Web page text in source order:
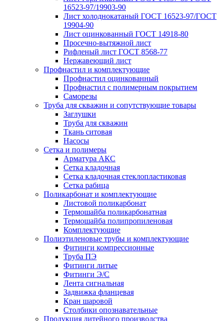
16523-97/19903-90
Лист холоднокатаный ГОСТ 16523-97/ГОСТ
19904-90
Лист оцинкованный ГОСТ 14918-80
Просечно-вытяжной лист
Рифленый лист ГОСТ 8568-77
Нержавеющий лист
Профнастил и комплектующие
Профнастил оцинкованный
Профнастил с полимерным покрытием
Саморезы
Труба для скважин и сопутствующие товары
Заглушки
Труба для скважин
Ткань ситовая
Насосы
Сетка и полимеры
Арматура АКС
Сетка кладочная
Сетка кладочная стеклопластиковая
Сетка рабица
Поликарбонат и комплектующие
Листовой поликарбонат
Термошайба поликарбонатная
Термошайба полипропиленовая
Комплектующие
Полиэтиленовые трубы и комплектующие
Фитинги компрессионные
Труба ПЭ
Фитинги литые
Фитинги Э/С
Лента сигнальная
Задвижка фланцевая
Кран шаровой
Столбики опознавательные
Продукция литейного производства